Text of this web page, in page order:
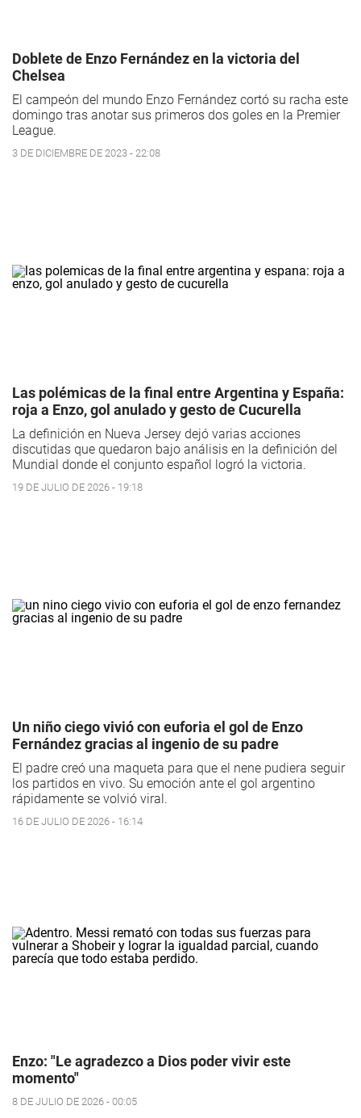
Doblete de Enzo Fernández en la victoria del
Chelsea
El campeón del mundo Enzo Fernández cortó su racha este
domingo tras anotar sus primeros dos goles en la Premier
League.
3 DE DICIEMBRE DE 2023 - 22:08
Las polémicas de la final entre Argentina y España:
roja a Enzo, gol anulado y gesto de Cucurella
La definición en Nueva Jersey dejó varias acciones
discutidas que quedaron bajo análisis en la definición del
Mundial donde el conjunto español logró la victoria.
19 DE JULIO DE 2026 - 19:18
Un niño ciego vivió con euforia el gol de Enzo
Fernández gracias al ingenio de su padre
El padre creó una maqueta para que el nene pudiera seguir
los partidos en vivo. Su emoción ante el gol argentino
rápidamente se volvió viral.
16 DE JULIO DE 2026 - 16:14
Enzo: "Le agradezco a Dios poder vivir este
momento"
8 DE JULIO DE 2026 - 00:05